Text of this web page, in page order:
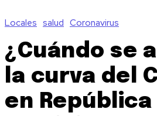
Locales salud Coronavirus
¿Cuándo se
la curva del
en República